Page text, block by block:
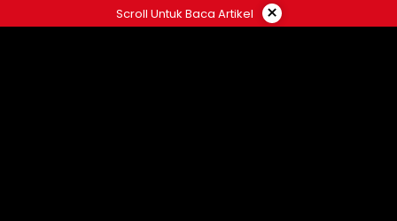
ke
Scroll Untuk Baca Artikel ×